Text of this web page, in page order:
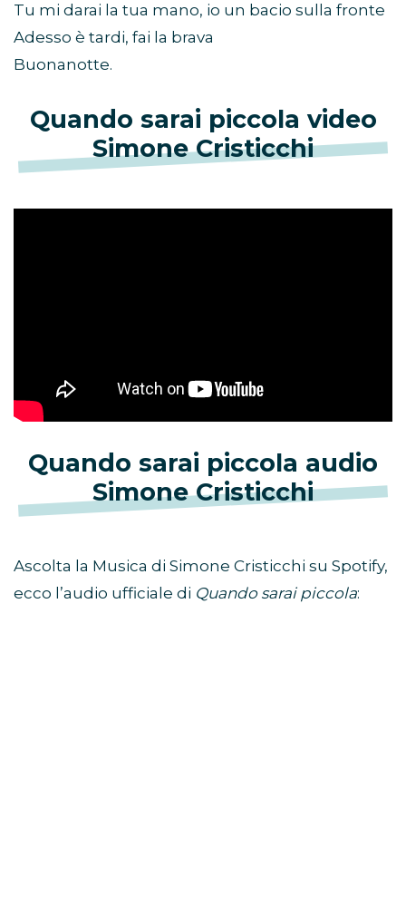
Tu mi darai la tua mano, io un bacio sulla fronte
Adesso è tardi, fai la brava
Buonanotte.
Quando sarai piccola video
Simone Cristicchi
Quando sarai piccola audio
Simone Cristicchi
Ascolta la Musica di Simone Cristicchi su Spotify,
ecco l’audio ufficiale di Quando sarai piccola: